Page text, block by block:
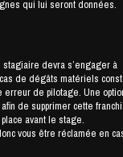
qui lui seront données.
devra s’engager à
de dégâts matériels
de pilotage. Une
de supprimer cette
avant le stage.
vous être réclamée en